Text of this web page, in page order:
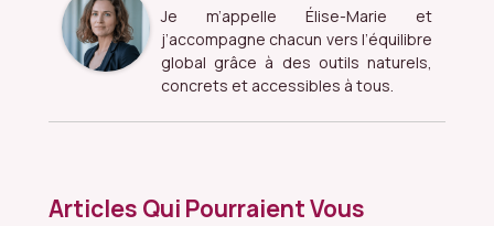
Je m’appelle Élise-Marie et
j’accompagne chacun vers l’équilibre
global grâce à des outils naturels,
concrets et accessibles à tous.
Articles Qui Pourraient Vous